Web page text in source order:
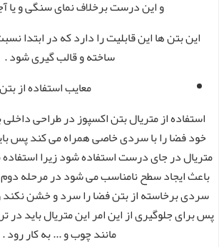
و این درست برخلاف نمای سنگی و یا
این بتن ها این قابلیت را دارد که در ابتدا
ساخته و قالب گیری شود .
معایب استفاده از بتن
استفاده از متریال بتن اکسپوز در طراحی
خود فضا را با سردی خاصی همراه می کند پس
متریال در جای درست استفاده شود زیرا
باعث ایجاد سطح نامناسب می‌ شود در مرحله
سردی برخاسته از بتن فضا را سرد و خشن نکند
پس برای جلوگیری از این امر این متریال باید در
مانند چوب و ... به کار رود .